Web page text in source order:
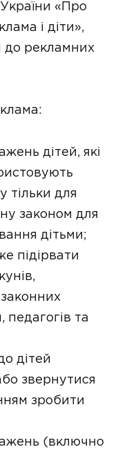
України «Про
і діти»,
до рекламних
дітей, які
тільки для
законом для
дітьми;
підірвати
законних
педагогів та
дітей
звернутися
зробити
(включно